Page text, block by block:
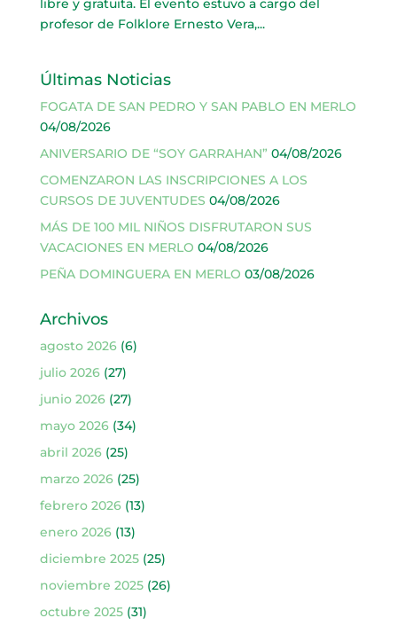
libre y gratuita. El evento estuvo a cargo del
profesor de Folklore Ernesto Vera,...
Últimas Noticias
FOGATA DE SAN PEDRO Y SAN PABLO EN MERLO
04/08/2026
ANIVERSARIO DE “SOY GARRAHAN” 04/08/2026
COMENZARON LAS INSCRIPCIONES A LOS
CURSOS DE JUVENTUDES 04/08/2026
MÁS DE 100 MIL NIÑOS DISFRUTARON SUS
VACACIONES EN MERLO 04/08/2026
PEÑA DOMINGUERA EN MERLO 03/08/2026
Archivos
agosto 2026(6)
julio 2026(27)
junio 2026(27)
mayo 2026(34)
abril 2026(25)
marzo 2026(25)
febrero 2026(13)
enero 2026(13)
diciembre 2025(25)
noviembre 2025(26)
octubre 2025(31)